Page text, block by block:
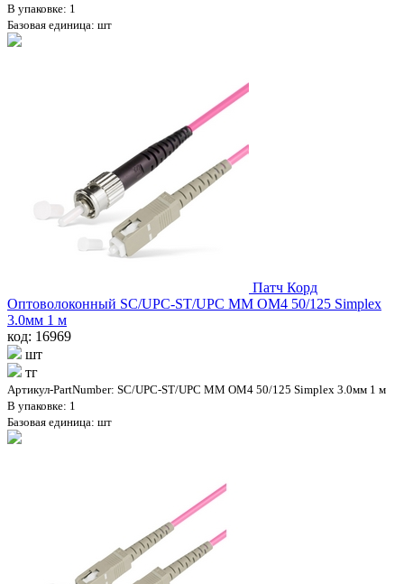
В упаковке: 1
Базовая единица: шт
Патч Корд
Оптоволоконный SC/UPC-ST/UPC MM OM4 50/125 Simplex
3.0мм 1 м
код: 16969
шт
тг
Артикул-PartNumber: SC/UPC-ST/UPC MM OM4 50/125 Simplex 3.0мм 1 м
В упаковке: 1
Базовая единица: шт